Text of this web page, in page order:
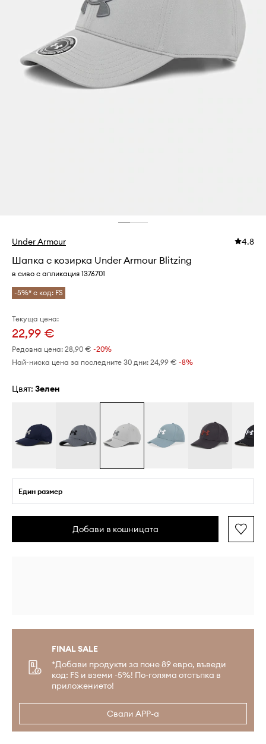
Under Armour 4.8
Шапка с козирка Under Armour Blitzing
в сиво с апликация 1376701
-5%* с код: FS
Текуща цена:
22,99 €
Редовна цена: 28,90 € -20%
Най-ниска цена за последните 30 дни: 24,99 € -8%
Цвят: зелен
Един размер
Добави в кошницата
FINAL SALE
*Добави продукти за поне 89 евро, въведи
код: FS и вземи -5%! По-голяма отстъпка в
приложението!
Свали APP-а